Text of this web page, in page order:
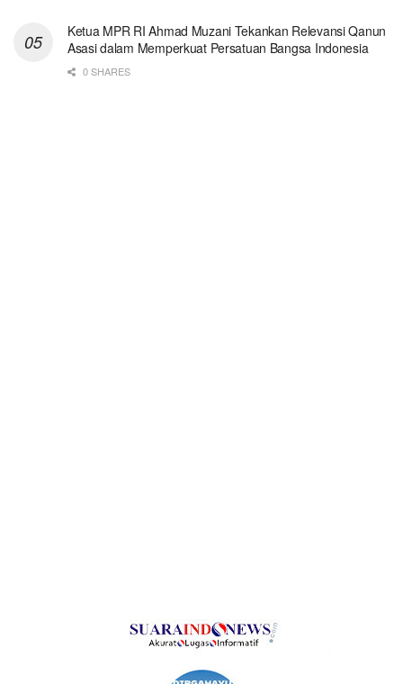
Ketua MPR RI Ahmad Muzani Tekankan Relevansi Qanun
Asasi dalam Memperkuat Persatuan Bangsa Indonesia
0 SHARES